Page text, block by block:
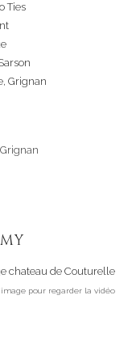
Ties
, Grignan
pour regarder la vidéo